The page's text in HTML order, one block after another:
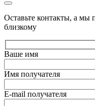
Оставьте контакты, а
близкому
Ваше имя
Имя получателя
E-mail получателя